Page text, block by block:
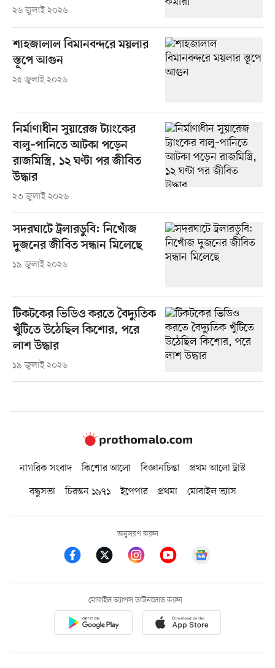
২৬ জুলাই ২০২৬
শাহজালাল বিমানবন্দরে ময়লার
স্তূপে আগুন
২৫ জুলাই ২০২৬
নির্মাণাধীন সুয়ারেজ ট্যাংকের
বালু–পানিতে আটকা পড়েন
রাজমিস্ত্রি, ১২ ঘণ্টা পর জীবিত
উদ্ধার
২৩ জুলাই ২০২৬
সদরঘাটে ট্রলারডুবি: নিখোঁজ
দুজনের জীবিত সন্ধান মিলেছে
১৯ জুলাই ২০২৬
টিকটকের ভিডিও করতে বৈদ্যুতিক
খুঁটিতে উঠেছিল কিশোর, পরে
লাশ উদ্ধার
১৯ জুলাই ২০২৬
নাগরিক সংবাদ কিশোর আলো বিজ্ঞানচিন্তা
প্রথম আলো ট্রাস্ট
বন্ধুসভা
চিরন্তন ১৯৭১ ইপেপার প্রথমা মোবাইল ভ্যাস
অনুসরণ করুন
মোবাইল অ্যাপস ডাউনলোড করুন